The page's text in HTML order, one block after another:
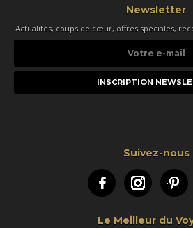
Newsletter
Actualités, coups de cœur, offres spéciales,
e-
Suivez-nous
Facebook
Le Meilleur du